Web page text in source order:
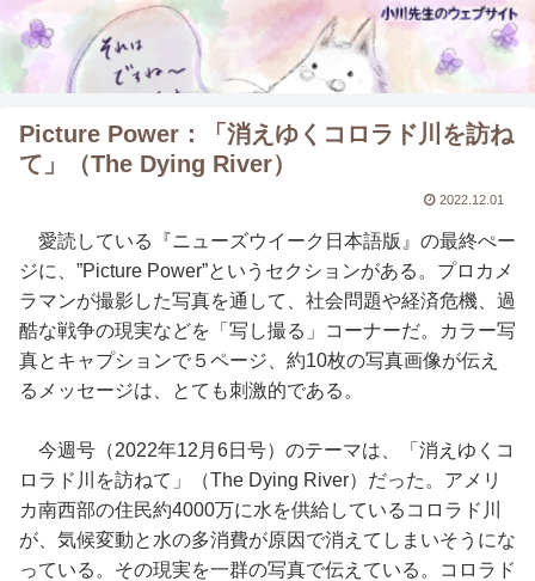
Picture Power：「消えゆくコロラド川を訪ね
て」（The Dying River）
2022.12.01
愛読している『ニューズウイーク日本語版』の最終ぺー
ジに、”Picture Power”というセクションがある。プロカメ
ラマンが撮影した写真を通して、社会問題や経済危機、過
酷な戦争の現実などを「写し撮る」コーナーだ。カラー写
真とキャプションで５ページ、約10枚の写真画像が伝え
るメッセージは、とても刺激的である。
今週号（2022年12月6日号）のテーマは、「消えゆくコ
ロラド川を訪ねて」（The Dying River）だった。アメリ
カ南西部の住民約4000万に水を供給しているコロラド川
が、気候変動と水の多消費が原因で消えてしまいそうにな
っている。その現実を一群の写真で伝えている。コロラド